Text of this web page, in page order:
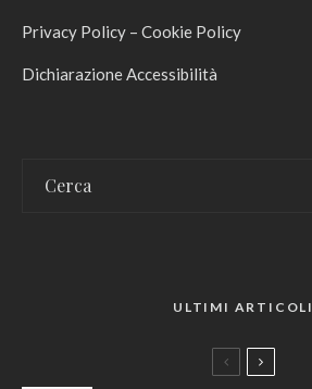
Privacy Policy – Cookie Policy
Dichiarazione Accessibilità
ULTIMI ARTICOLI